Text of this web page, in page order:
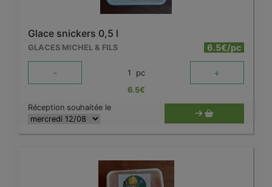
Glace snickers 0,5 l
GLACES MICHEL & FILS 6.5€/pc
- 1 pc +
6.5€
Réception souhaitée le